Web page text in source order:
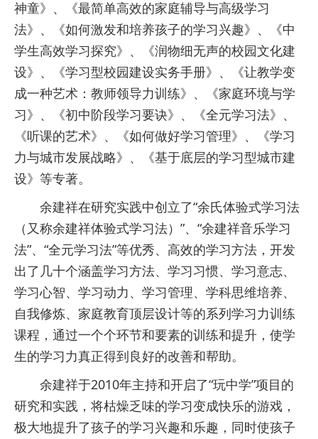
神童》、《最简单高效的家庭辅导与高级学习
法》、《如何激发和培养孩子的学习兴趣》、《中
学生高效学习探究》、《润物细无声的校园文化建
设》、《学习型校园建设实务手册》、《让教学变
成一种艺术：教师领导力训练》、《家庭环境与学
习》、《初中阶段学习要诀》、《全元学习法》、
《听课的艺术》、《如何做好学习管理》、《学习
力与城市发展战略》、《基于底层的学习型城市建
设》等专著。
余建祥在研究实践中创立了“余氏体验式学习法
（又称余建祥体验式学习法）”、“余建祥音乐学习
法”、“全元学习法”等优秀、高效的学习方法，开发
出了几十个涵盖学习方法、学习习惯、学习意志、
学习心智、学习动力、学习管理、学科思维培养、
自我修炼、家庭教育顶层设计等的系列学习力训练
课程，通过一个个环节和要素的训练和提升，使学
生的学习力真正得到良好的改善和帮助。
余建祥于2010年主持和开启了“玩中学”项目的
研究和实践，将枯燥乏味的学习变成快乐的游戏，
极大地提升了孩子的学习兴趣和乐趣，同时使孩子